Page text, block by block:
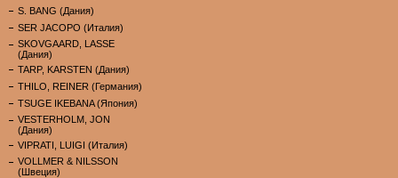
S. BANG (Дания)
SER JACOPO (Италия)
SKOVGAARD, LASSE
(Дания)
TARP, KARSTEN (Дания)
THILO, REINER (Германия)
TSUGE IKEBANA (Япония)
VESTERHOLM, JON
(Дания)
VIPRATI, LUIGI (Италия)
VOLLMER & NILSSON
(Швеция)